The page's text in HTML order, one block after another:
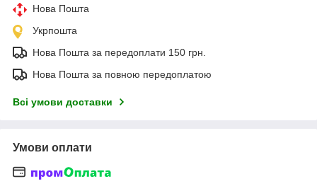
Нова Пошта
Укрпошта
Нова Пошта за передоплати 150 грн.
Нова Пошта за повною передоплатою
Всі умови доставки
Умови оплати